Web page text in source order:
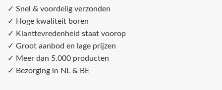
✓ Snel & voordelig verzonden
✓ Hoge kwaliteit boren
✓ Klanttevredenheid staat voorop
✓ Groot aanbod en lage prijzen
✓ Meer dan 5.000 producten
✓ Bezorging in NL & BE